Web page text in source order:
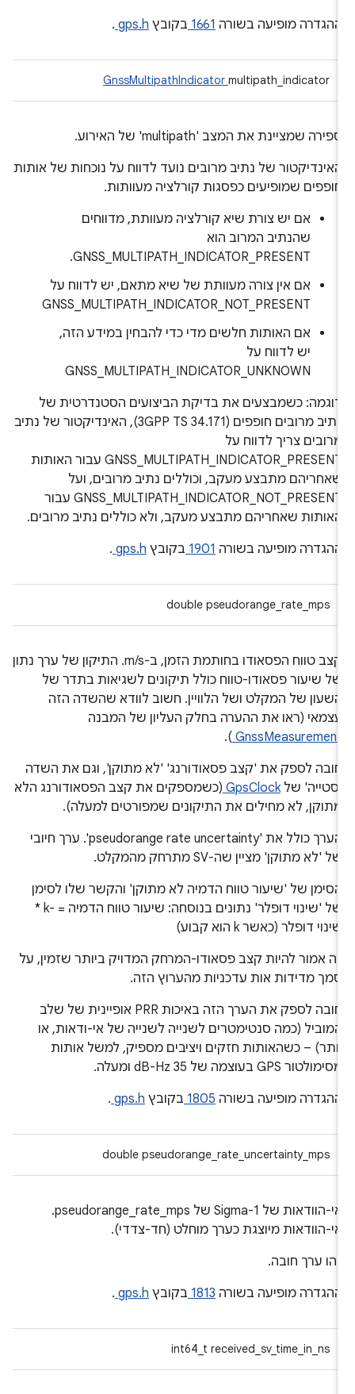
ההגדרה מופיעה בשורה1661 בקובץgps.h
.
GnssMultipathIndicatormultipath_indicator
ספירה שמציינת את המצב 'multipath' של האירוע.
האינדיקטור של נתיב מרובים נועד לדווח על נוכחות של אותות
חופפים שמופיעים כפסגות קורלציה מעוותות.
אם יש צורת שיא קורלציה מעוותת, מדווחים
שהנתיב המרוב הוא
GNSS_MULTIPATH_INDICATOR_PRESENT.
אם אין צורה מעוותת של שיא מתאם, יש לדווח על
GNSS_MULTIPATH_INDICATOR_NOT_PRESENT
אם האותות חלשים מדי כדי להבחין במידע הזה,
יש לדווח על
GNSS_MULTIPATH_INDICATOR_UNKNOWN
דוגמה: כשמבצעים את בדיקת הביצועים הסטנדרטית של
נתיב מרובים חופפים (3GPP TS 34.171), האינדיקטור של נתיב
מרובים צריך לדווח על
GNSS_MULTIPATH_INDICATOR_PRESENT עבור האותות
שאחריהם מתבצע מעקב, וכוללים נתיב מרובים, ועל
GNSS_MULTIPATH_INDICATOR_NOT_PRESENT עבור
האותות שאחריהם מתבצע מעקב, ולא כוללים נתיב מרובים.
ההגדרה מופיעה בשורה1901 בקובץgps.h
.
double pseudorange_rate_mps
קצב טווח הפסאודו בחותמת הזמן, ב-m/s. התיקון של ערך נתון
של שיעור פסאודו-טווח כולל תיקונים לשגיאות בתדר של
השעון של המקלט ושל הלוויין. חשוב לוודא שהשדה הזה
עצמאי (ראו את ההערה בחלק העליון של המבנה
GnssMeasurement
).
חובה לספק את 'קצב פסאודורנג' 'לא מתוקן', וגם את השדה
'סטייה' שלGpsClock (כשמספקים את קצב הפסאודורנג הלא
מתוקן, לא מחילים את התיקונים שמפורטים למעלה).
הערך כולל את 'pseudorange rate uncertainty'. ערך חיובי
של 'לא מתוקן' מציין שה-SV מתרחק מהמקלט.
הסימן של 'שיעור טווח הדמיה לא מתוקן' והקשר שלו לסימן
של 'שינוי דופלר' נתונים בנוסחה: שיעור טווח הדמיה = -k *
שינוי דופלר (כאשר k הוא קבוע)
זה אמור להיות קצב פסאודו-המרחק המדויק ביותר שזמין, על
סמך מדידות אות עדכניות מהערוץ הזה.
חובה לספק את הערך הזה באיכות PRR אופיינית של שלב
המוביל (כמה סנטימטרים לשנייה לשנייה של אי-ודאות, או
יותר) – כשהאותות חזקים ויציבים מספיק, למשל אותות
מסימולטור GPS בעוצמה של 35 dB-Hz ומעלה.
ההגדרה מופיעה בשורה1805 בקובץgps.h
.
double pseudorange_rate_uncertainty_mps
אי-הוודאות של 1-Sigma של pseudorange_rate_mps.
אי-הוודאות מיוצגת כערך מוחלט (חד-צדדי).
זהו ערך חובה.
ההגדרה מופיעה בשורה1813 בקובץgps.h
.
int64_t received_sv_time_in_ns